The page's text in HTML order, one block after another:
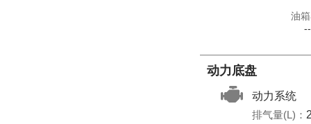
油
动力底盘
动力系统
排气量(L)：